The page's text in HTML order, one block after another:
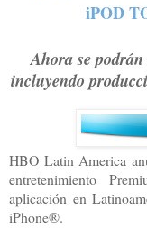
iPOD
Ahora se
incluyendo
HBO Latin America
entretenimiento
aplicación en
iPhone®.